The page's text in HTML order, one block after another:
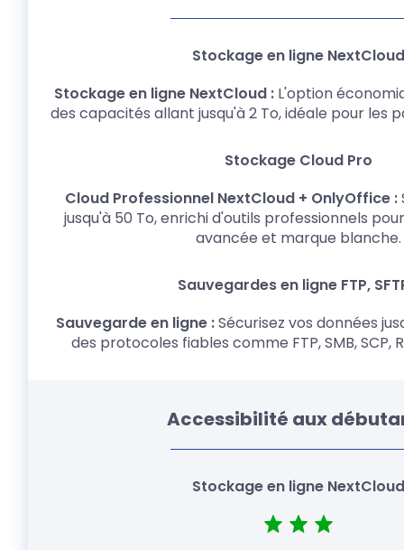
Stockage en ligne NextCloud : L'option
des capacités allant jusqu'à 2 To, idéale pour les
Cloud Professionnel NextCloud + OnlyOffice :
jusqu'à 50 To, enrichi d'outils professionnels
avancée et marque blanche.
Sauvegarde en ligne :Sécurisez vos données
des protocoles fiables comme FTP, SMB, SCP,
Accessibilité aux